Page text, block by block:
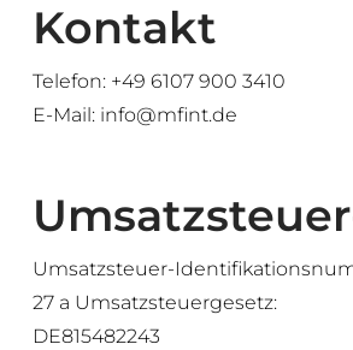
Kontakt
Telefon: +49 6107 900 3410
E-Mail: info@mfint.de
Umsatzsteuer-
27 a Umsatzsteuergesetz:
DE815482243